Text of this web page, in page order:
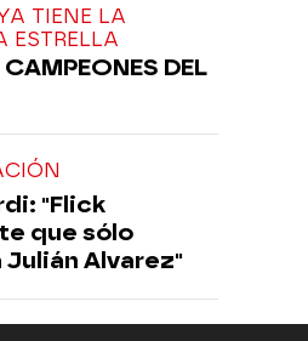
TIENE LA
ESTRELLA
DEL
"Flick
que sólo
Julián Alvarez"